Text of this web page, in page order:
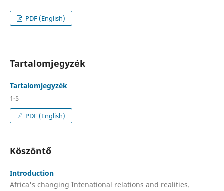
PDF (English)
Tartalomjegyzék
Tartalomjegyzék
1-5
PDF (English)
Köszöntő
Introduction
Africa's changing Intenational relations and realities.